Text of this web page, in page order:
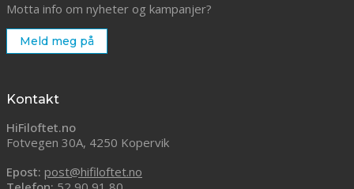
Motta info om nyheter og kampanjer?
Meld meg på
Kontakt
HiFiloftet.no
Fotvegen 30A, 4250 Kopervik
Epost: post@hifiloftet.no